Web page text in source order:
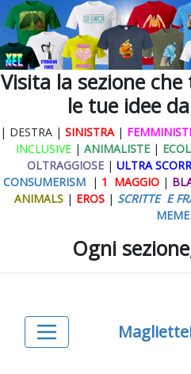
Visita la sezione
le tue idee
| DESTRA | SINISTRA|
INCLUSIVE| ANIMALISTE|
OLTRAGGIOSE| ULTRA
CONSUMERISM | 1 MAGGIO|
ANIMALS| EROS| SCRITTE E
MEME
Ogni